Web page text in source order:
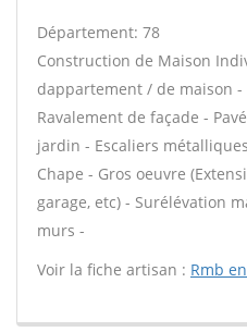
Département: 78
Construction de Maison
dappartement / de maison
Ravalement de façade -
jardin - Escaliers
Chape - Gros oeuvre
garage, etc) - Surélévation
murs -
Voir la fiche artisan : Rmb